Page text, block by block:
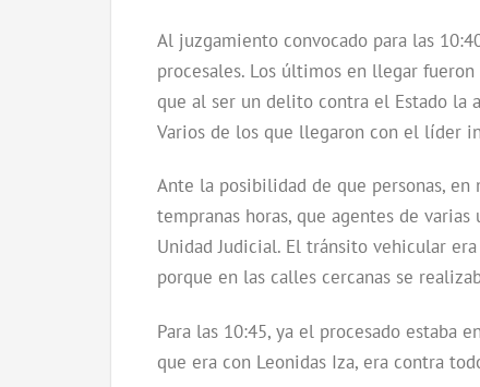
Al juzgamiento convocado para las
procesales. Los últimos en llegar
que al ser un delito contra el Estado la
Varios de los que llegaron con el líder
Ante la posibilidad de que personas,
tempranas horas, que agentes de
Unidad Judicial. El tránsito vehicular
porque en las calles cercanas se
Para las 10:45, ya el procesado estaba
que era con Leonidas Iza, era contra